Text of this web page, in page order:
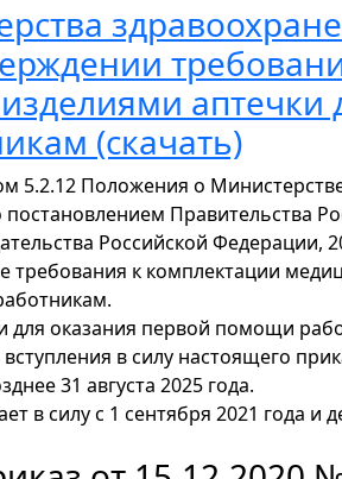
аптечки
(скачать)
5.2.12 Положения о
Правительства
Российской Федерации,
требования к комплектации
для оказания первой помощи
в силу настоящего
31 августа 2025 года.
в силу с 1 сентября 2021 года и